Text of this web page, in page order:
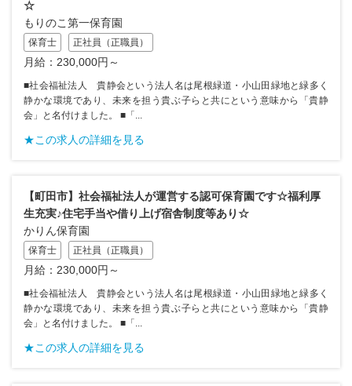
☆
もりのこ第一保育園
保育士 正社員（正職員）
月給：230,000円～
■社会福祉法人 貴静会という法人名は尾根緑道・小山田緑地と緑多く
静かな環境であり、未来を担う貴ぶ子らと共にという意味から「貴静
会」と名付けました。 ■「...
★この求人の詳細を見る
【町田市】社会福祉法人が運営する認可保育園です☆福利厚
生充実♪住宅手当や借り上げ宿舎制度等あり☆
かりん保育園
保育士 正社員（正職員）
月給：230,000円～
■社会福祉法人 貴静会という法人名は尾根緑道・小山田緑地と緑多く
静かな環境であり、未来を担う貴ぶ子らと共にという意味から「貴静
会」と名付けました。 ■「...
★この求人の詳細を見る